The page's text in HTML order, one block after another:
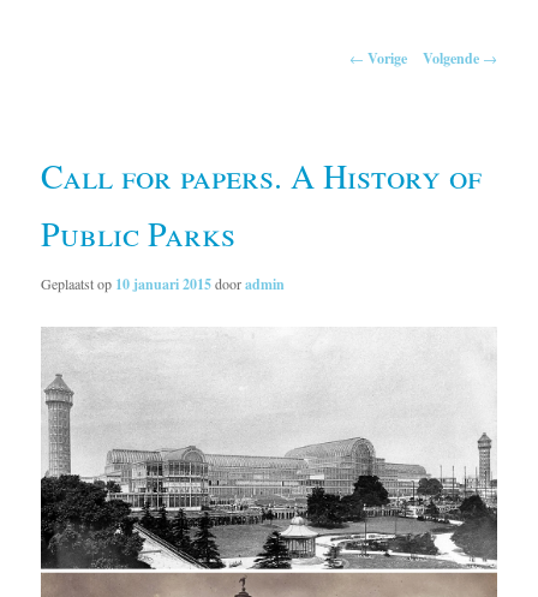
← Vorige Volgende →
Call for papers. A History of
Public Parks
Geplaatst op 10 januari 2015dooradmin